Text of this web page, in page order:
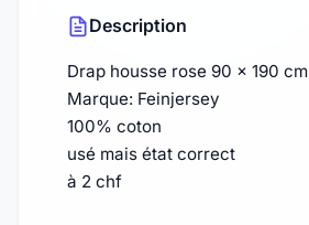
Description
Drap housse rose 90 x 190 cm
Marque: Feinjersey
100% coton
usé mais état correct
à 2 chf